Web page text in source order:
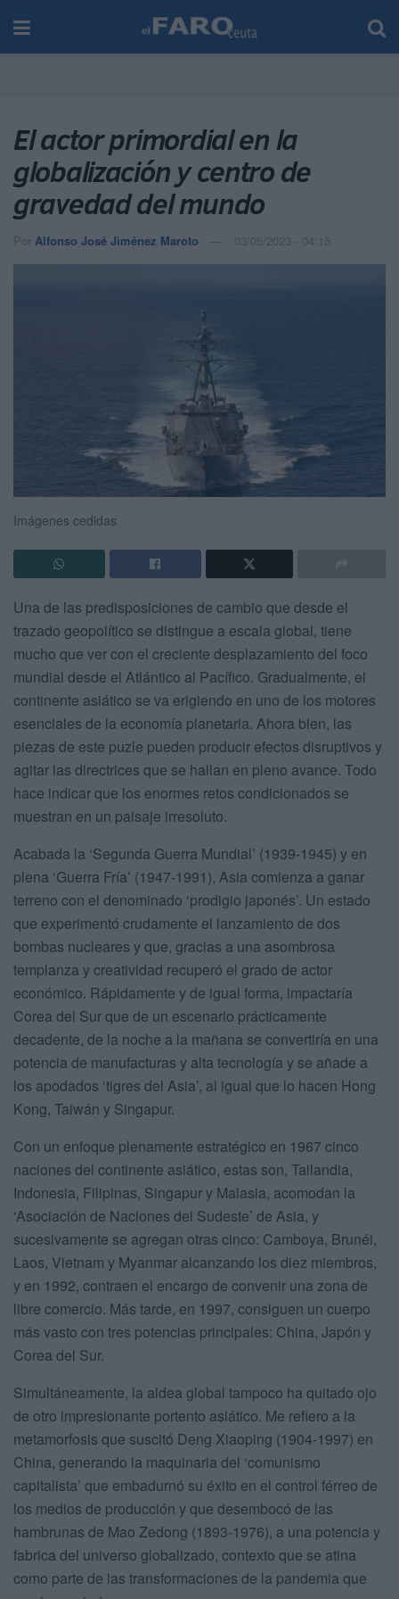
El actor primordial en la
globalización y centro de
gravedad del mundo
Por Alfonso José Jiménez Maroto 03/05/2023 - 04:15
Imágenes cedidas
Una de las predisposiciones de cambio que desde el
trazado geopolítico se distingue a escala global, tiene
mucho que ver con el creciente desplazamiento del foco
mundial desde el Atlántico al Pacífico. Gradualmente, el
continente asiático se va erigiendo en uno de los motores
esenciales de la economía planetaria. Ahora bien, las
piezas de este puzle pueden producir efectos disruptivos y
agitar las directrices que se hallan en pleno avance. Todo
hace indicar que los enormes retos condicionados se
muestran en un paisaje irresoluto.
Acabada la ‘Segunda Guerra Mundial’ (1939-1945) y en
plena ‘Guerra Fría’ (1947-1991), Asia comienza a ganar
terreno con el denominado ‘prodigio japonés’. Un estado
que experimentó crudamente el lanzamiento de dos
bombas nucleares y que, gracias a una asombrosa
templanza y creatividad recuperó el grado de actor
económico. Rápidamente y de igual forma, impactaría
Corea del Sur que de un escenario prácticamente
decadente, de la noche a la mañana se convertiría en una
potencia de manufacturas y alta tecnología y se añade a
los apodados ‘tigres del Asia’, al igual que lo hacen Hong
Kong, Taiwán y Singapur.
Con un enfoque plenamente estratégico en 1967 cinco
naciones del continente asiático, estas son, Tailandia,
Indonesia, Filipinas, Singapur y Malasia, acomodan la
‘Asociación de Naciones del Sudeste’ de Asia, y
sucesivamente se agregan otras cinco: Camboya, Brunéi,
Laos, Vietnam y Myanmar alcanzando los diez miembros,
y en 1992, contraen el encargo de convenir una zona de
libre comercio. Más tarde, en 1997, consiguen un cuerpo
más vasto con tres potencias principales: China, Japón y
Corea del Sur.
Simultáneamente, la aldea global tampoco ha quitado ojo
de otro impresionante portento asiático. Me refiero a la
metamorfosis que suscitó Deng Xiaoping (1904-1997) en
China, generando la maquinaria del ‘comunismo
capitalista’ que embadurnó su éxito en el control férreo de
los medios de producción y que desembocó de las
hambrunas de Mao Zedong (1893-1976), a una potencia y
fabrica del universo globalizado, contexto que se atina
como parte de las transformaciones de la pandemia que